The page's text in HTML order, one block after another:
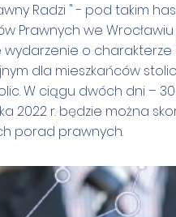
Radzi " - pod takim
Prawnych we
wydarzenie o charakterze
dla mieszkańców
W ciągu dwóch dni – 30
2022 r. będzie można
porad prawnych.